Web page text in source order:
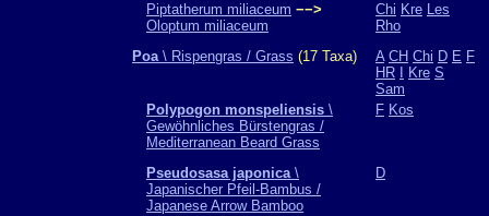
Piptatherum miliaceum −−>
Oloptum miliaceum
Chi Kre Les
Rho
Poa\ Rispengras / Grass (17 Taxa) A CH Chi D E F
HR
Kre S
Sam
Polypogon monspeliensis \
Gewöhnliches Bürstengras /
Mediterranean Beard Grass
F Kos
Pseudosasa japonica\
Japanischer Pfeil-Bambus /
Japanese Arrow Bamboo
D